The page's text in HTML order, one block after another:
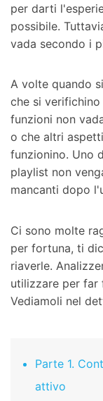
per darti
possibile.
vada secondo i
A volte quando
che si
funzioni non
o che altri
funzionino. Uno
playlist non
mancanti dopo
Ci sono molte
per fortuna, ti
riaverle.
utilizzare per far
Vediamoli nel
Parte 1.
attivo